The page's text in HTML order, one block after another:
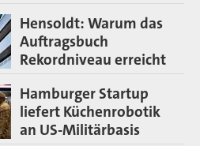
Hensoldt: Warum das
Auftragsbuch
Rekordniveau erreicht
Hamburger Startup
liefert Küchenrobotik
an US-Militärbasis